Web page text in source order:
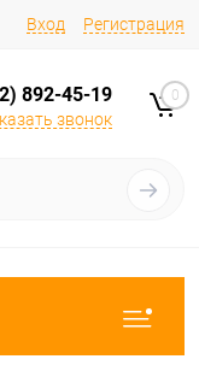
Вход Регистрация
892-45-19
звонок
0